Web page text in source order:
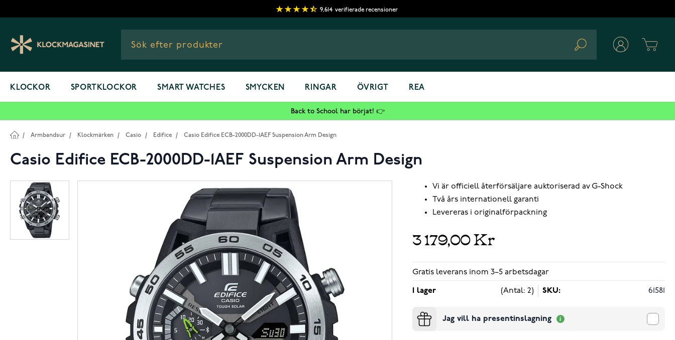
9,614 verifierade recensioner
Search
KLOCKOR SPORTKLOCKOR SMART WATCHES SMYCKEN RINGAR ÖVRIGT REA
Back to School har börjat! 👉
/ Armbandsur / Klockmärken / Casio / Edifice / Casio Edifice ECB-2000DD-1AEF Suspension Arm Design
Casio Edifice ECB-2000DD-1AEF Suspension Arm Design
Vi är officiell återförsäljare auktoriserad av G-Shock
Två års internationell garanti
Levereras i originalförpackning
3 179,00 Kr
Gratis leverans inom 3–5 arbetsdagar
I lager (Antal: 2) SKU: 61581
Jag vill ha presentinslagning